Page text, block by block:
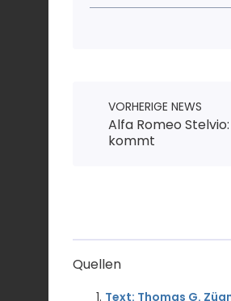
VORHERIGE NEWS
Alfa Romeo
kommt
Quellen
Text: Thomas G.